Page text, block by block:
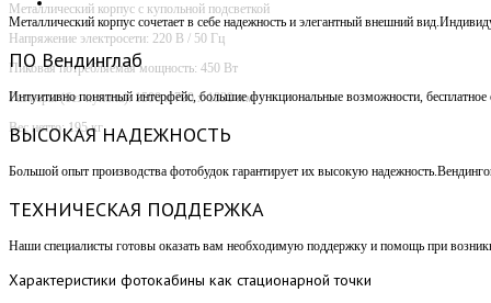
Металлический корпус с купольной подсветкой
Напряжение электросети: 220 В / 50 Гц
Пиковая потребляемая мощность: 450 Вт
Размеры (без купола): 1500 х 700 х 1830 мм
Вес нетто: 195 кг
Металлический корпус сочетает в себе надежность и элегантный внешний
ПО Вендинглаб
Интуитивно понятный интерфейс, большие функциональные возможности,
ВЫСОКАЯ НАДЕЖНОСТЬ
Большой опыт производства фотобудок гарантирует их высокую
ТЕХНИЧЕСКАЯ ПОДДЕРЖКА
Наши специалисты готовы оказать вам необходимую поддержку и помощь при
Характеристики фотокабины как стационарной точки